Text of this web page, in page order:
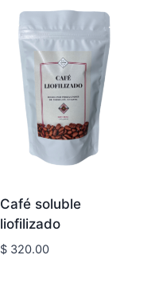
Café soluble
liofilizado
$320.00